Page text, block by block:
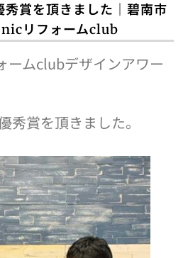
賞を頂きました｜碧南市
リフォームclub
ームclubデザインアワー
秀賞を頂きました。